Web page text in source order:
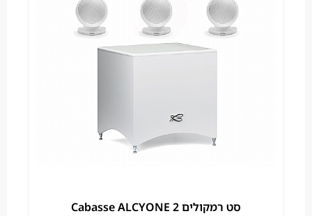
סט רמקולים Cabasse ALCYONE 2